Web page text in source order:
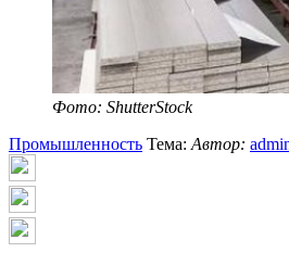
Фото: ShutterStock
Промышленность Тема: Автор: